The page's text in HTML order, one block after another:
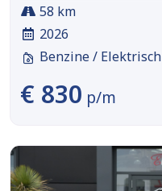
58 km
2026
Benzine / Elektrisch
€ 830 p/m